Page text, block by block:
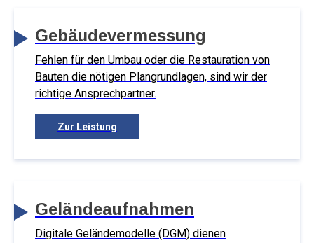
Gebäudevermessung
Fehlen für den Umbau oder die Restauration von
Bauten die nötigen Plangrundlagen, sind wir der
richtige Ansprechpartner.
Zur Leistung
Geländeaufnahmen
Digitale Geländemodelle (DGM) dienen